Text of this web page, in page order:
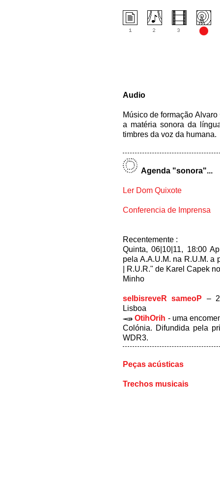
Audio
Músico de formação
a matéria sonora da
timbres da voz da humana.
Agenda "sonora"...
Ler Dom Quixote
Conferencia de Imprensa
Recentemente :
Quinta, 06|10|11, 18:00
pela A.A.U.M. na R.U.M. a
| R.U.R." de Karel Capek
Minho
selbisreveR sameoP –
Lisboa
OtihOrih - uma
Colónia. Difundida pela
WDR3.
Peças acústicas
Trechos musicais